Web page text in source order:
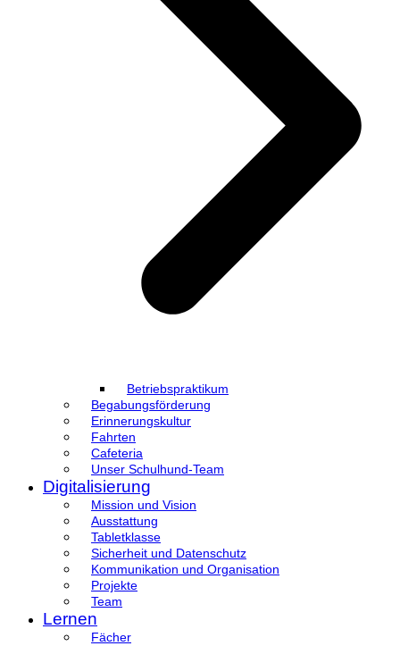
Betriebspraktikum
Begabungsförderung
Erinnerungskultur
Fahrten
Cafeteria
Unser Schulhund-Team
Digitalisierung
Mission und Vision
Ausstattung
Tabletklasse
Sicherheit und Datenschutz
Kommunikation und Organisation
Projekte
Team
Lernen
Fächer